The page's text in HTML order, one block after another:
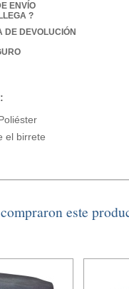
ENVÍO
?
DE DEVOLUCIÓN
el birrete
este